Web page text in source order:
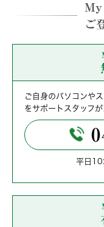
My
ご
ご自身のパソコンや
をサポートスタッフが
平日